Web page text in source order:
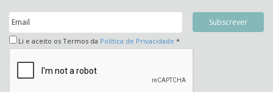
Li e aceito os Termos da Política de Privacidade *